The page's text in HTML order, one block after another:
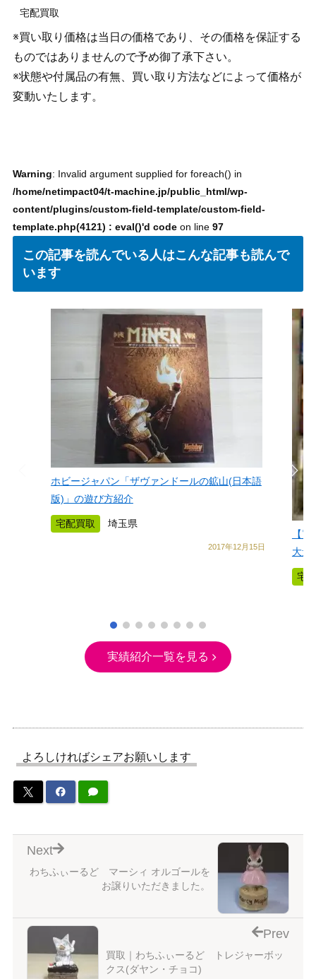
宅配買取
※買い取り価格は当日の価格であり、その価格を保証する
ものではありませんので予め御了承下さい。
※状態や付属品の有無、買い取り方法などによって価格が
変動いたします。
Warning: Invalid argument supplied for foreach() in
/home/netimpact04/t-machine.jp/public_html/wp-
content/plugins/custom-field-template/custom-field-
template.php(4121) : eval()'d codeon line 97
この記事を読んでいる人はこんな記事も読んで
います
ホビージャパン「ザヴァンドールの鉱山(日本語
版)」の遊び方紹介
宅配買取 埼玉県
2017年12月15日
【
大量
宅
実績紹介一覧を見る
よろしければシェアお願いします
わちふぃーるど マーシィ オルゴールを
お譲りいただきました。
Next
買取｜わちふぃーるど トレジャーボッ
クス(ダヤン・チョコ)
Prev